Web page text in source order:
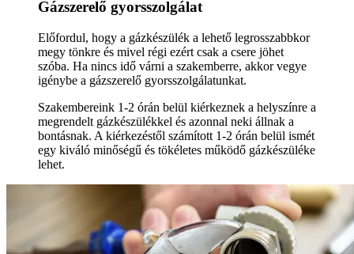
Gázszerelő gyorsszolgálat
Előfordul, hogy a gázkészülék a lehető legrosszabbkor
megy tönkre és mivel régi ezért csak a csere jöhet
szóba. Ha nincs idő várni a szakemberre, akkor vegye
igénybe a gázszerelő gyorsszolgálatunkat.
Szakembereink 1-2 órán belül kiérkeznek a helyszínre a
megrendelt gázkészülékkel és azonnal neki állnak a
bontásnak. A kiérkezéstől számított 1-2 órán belül ismét
egy kiváló minőségű és tökéletes működő gázkészüléke
lehet.